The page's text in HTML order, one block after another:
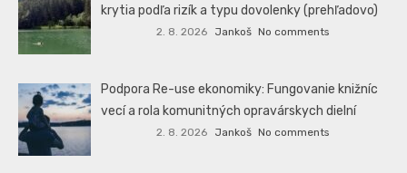
krytia podľa rizík a typu dovolenky (prehľadovo)
2. 8. 2026 Jankoš No comments
Podpora Re-use ekonomiky: Fungovanie knižníc
vecí a rola komunitných opravárskych dielní
2. 8. 2026 Jankoš No comments